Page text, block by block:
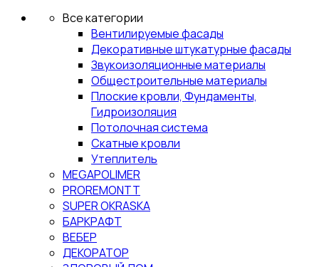
Все категории
Вентилируемые фасады
Декоративные штукатурные фасады
Звукоизоляционные материалы
Общестроительные материалы
Плоские кровли, Фундаменты,
Гидроизоляция
Потолочная система
Скатные кровли
Утеплитель
MEGAPOLIMER
PROREMONTT
SUPER OKRASKA
БАРКРАФТ
ВЕБЕР
ДЕКОРАТОР